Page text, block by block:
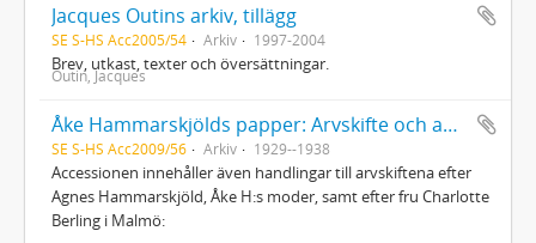
Jacques Outins arkiv, tillägg
SE S-HS Acc2005/54 Arkiv 1997-2004
Brev, utkast, texter och översättningar.
Outin, Jacques
Åke Hammarskjölds papper: Arvskifte och andra juridiska handlingar
SE S-HS Acc2009/56 Arkiv 1929--1938
Accessionen innehåller även handlingar till arvskiftena efter
Agnes Hammarskjöld, Åke H:s moder, samt efter fru Charlotte
Berling i Malmö: